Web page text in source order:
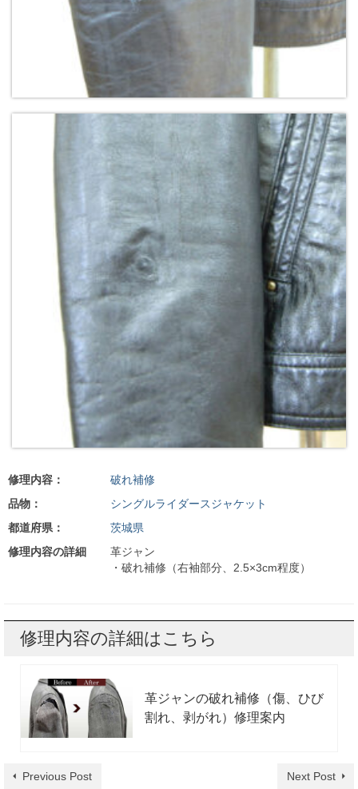
修理内容：
破れ補修
品物：
シングルライダースジャケット
都道府県：
茨城県
修理内容の詳細
革ジャン
・破れ補修（右袖部分、2.5×3cm程度）
修理内容の詳細はこちら
革ジャンの破れ補修（傷、ひび
割れ、剥がれ）修理案内
Previous Post Next Post